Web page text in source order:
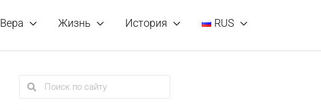
Вера Жизнь История RUS
Поиск
Поиск